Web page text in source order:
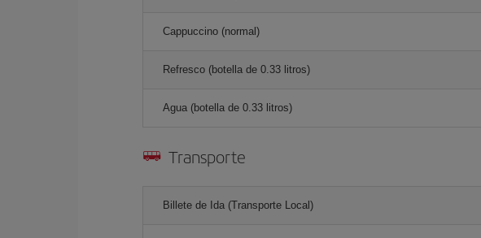
Cappuccino (normal)
Refresco (botella de 0.33 litros)
Agua (botella de 0.33 litros)
Transporte
Billete de Ida (Transporte Local)